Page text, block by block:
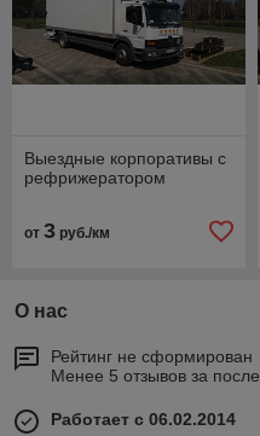
Выездные корпоративы с
рефрижератором
от 3 руб./км
О нас
Рейтинг не сформирован
Менее 5 отзывов за
Работает с 06.02.2014